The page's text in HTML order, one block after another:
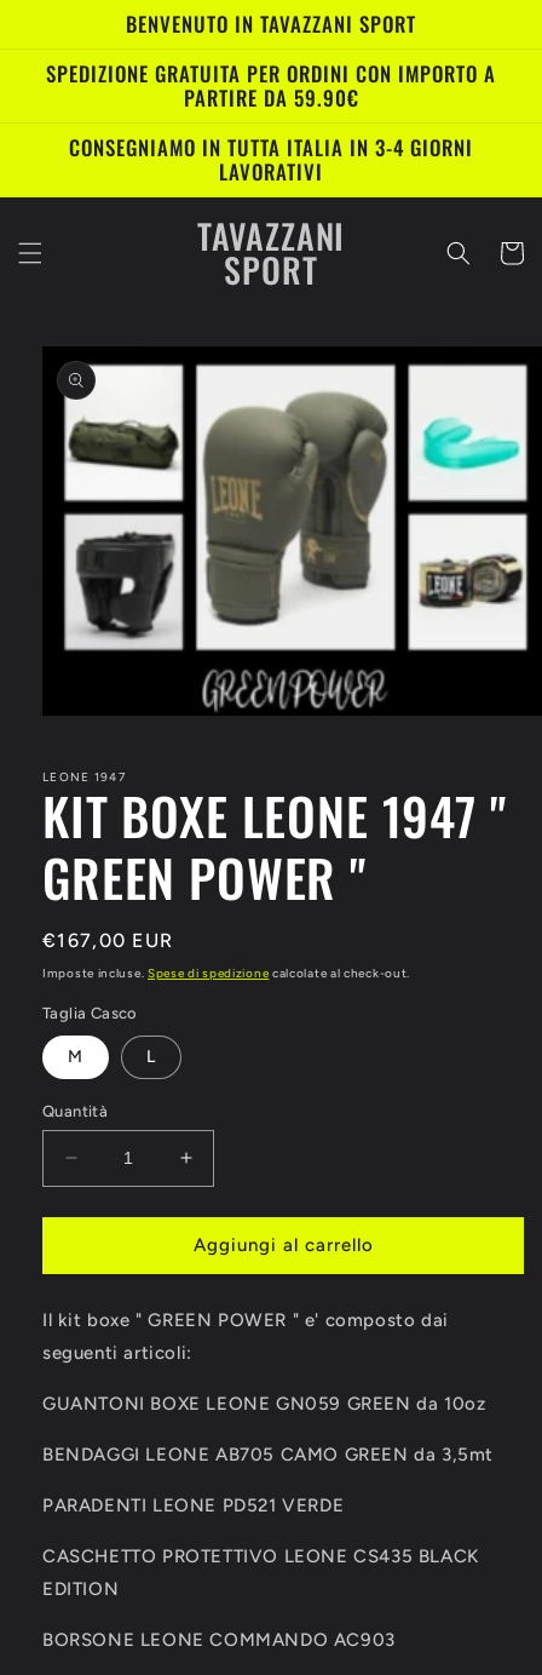
direttamenteBENVENUTO IN TAVAZZANI SPORT
SPEDIZIONE GRATUITA PER ORDINI CON IMPORTO A
PARTIRE DA 59.90€
CONSEGNIAMO IN TUTTA ITALIA IN 3-4 GIORNI
LAVORATIVI
TAVAZZANI
SPORT Carrello
Passa alle
informazioni
sul prodotto
1
in
finestra
modale
LEONE 1947
KIT BOXE LEONE 1947 "
GREEN POWER "
Prezzo
di
€167,00 EUR
Imposte incluse. Spese di spedizione calcolate al check-out.
Taglia Casco
M L
Quantità
Diminuisci
quantità
per
BOXE
1947
&quot;
POWER
Aumenta
quantità
per
KIT
BOXE
1947
&quot;
POWER
Aggiungi al carrello
Il kit boxe " GREEN POWER " e' composto dai
seguenti articoli:
GUANTONI BOXE LEONE GN059 GREEN da 10oz
BENDAGGI LEONE AB705 CAMO GREEN da 3,5mt
PARADENTI LEONE PD521 VERDE
CASCHETTO PROTETTIVO LEONE CS435 BLACK
EDITION
BORSONE LEONE COMMANDO AC903